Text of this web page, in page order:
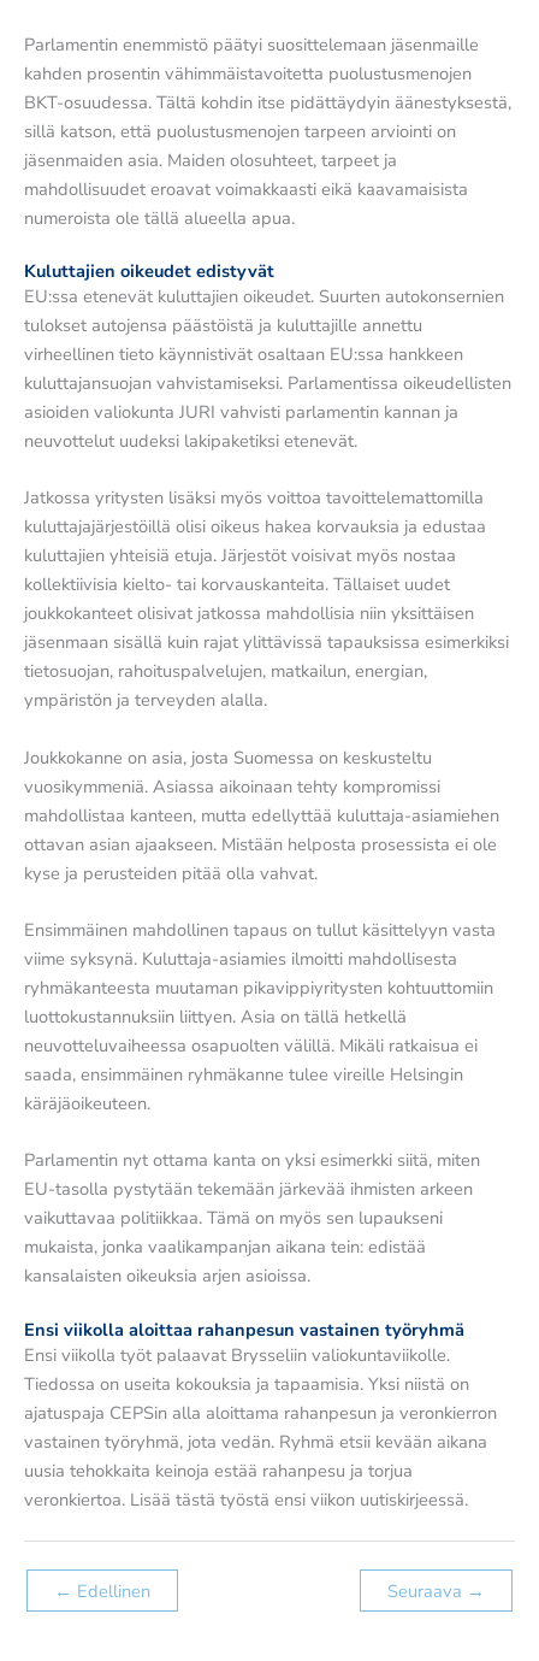
Parlamentin enemmistö päätyi suosittelemaan jäsenmaille
kahden prosentin vähimmäistavoitetta puolustusmenojen
BKT-osuudessa. Tältä kohdin itse pidättäydyin äänestyksestä,
sillä katson, että puolustusmenojen tarpeen arviointi on
jäsenmaiden asia. Maiden olosuhteet, tarpeet ja
mahdollisuudet eroavat voimakkaasti eikä kaavamaisista
numeroista ole tällä alueella apua.
Kuluttajien oikeudet edistyvät
EU:ssa etenevät kuluttajien oikeudet. Suurten autokonsernien
tulokset autojensa päästöistä ja kuluttajille annettu
virheellinen tieto käynnistivät osaltaan EU:ssa hankkeen
kuluttajansuojan vahvistamiseksi. Parlamentissa oikeudellisten
asioiden valiokunta JURI vahvisti parlamentin kannan ja
neuvottelut uudeksi lakipaketiksi etenevät.
Jatkossa yritysten lisäksi myös voittoa tavoittelemattomilla
kuluttajajärjestöillä olisi oikeus hakea korvauksia ja edustaa
kuluttajien yhteisiä etuja. Järjestöt voisivat myös nostaa
kollektiivisia kielto- tai korvauskanteita. Tällaiset uudet
joukkokanteet olisivat jatkossa mahdollisia niin yksittäisen
jäsenmaan sisällä kuin rajat ylittävissä tapauksissa esimerkiksi
tietosuojan, rahoituspalvelujen, matkailun, energian,
ympäristön ja terveyden alalla.
Joukkokanne on asia, josta Suomessa on keskusteltu
vuosikymmeniä. Asiassa aikoinaan tehty kompromissi
mahdollistaa kanteen, mutta edellyttää kuluttaja-asiamiehen
ottavan asian ajaakseen. Mistään helposta prosessista ei ole
kyse ja perusteiden pitää olla vahvat.
Ensimmäinen mahdollinen tapaus on tullut käsittelyyn vasta
viime syksynä. Kuluttaja-asiamies ilmoitti mahdollisesta
ryhmäkanteesta muutaman pikavippiyritysten kohtuuttomiin
luottokustannuksiin liittyen. Asia on tällä hetkellä
neuvotteluvaiheessa osapuolten välillä. Mikäli ratkaisua ei
saada, ensimmäinen ryhmäkanne tulee vireille Helsingin
käräjäoikeuteen.
Parlamentin nyt ottama kanta on yksi esimerkki siitä, miten
EU-tasolla pystytään tekemään järkevää ihmisten arkeen
vaikuttavaa politiikkaa. Tämä on myös sen lupaukseni
mukaista, jonka vaalikampanjan aikana tein: edistää
kansalaisten oikeuksia arjen asioissa.
Ensi viikolla aloittaa rahanpesun vastainen työryhmä
Ensi viikolla työt palaavat Brysseliin valiokuntaviikolle.
Tiedossa on useita kokouksia ja tapaamisia. Yksi niistä on
ajatuspaja CEPSin alla aloittama rahanpesun ja veronkierron
vastainen työryhmä, jota vedän. Ryhmä etsii kevään aikana
uusia tehokkaita keinoja estää rahanpesu ja torjua
veronkiertoa. Lisää tästä työstä ensi viikon uutiskirjeessä.
← Edellinen Seuraava →